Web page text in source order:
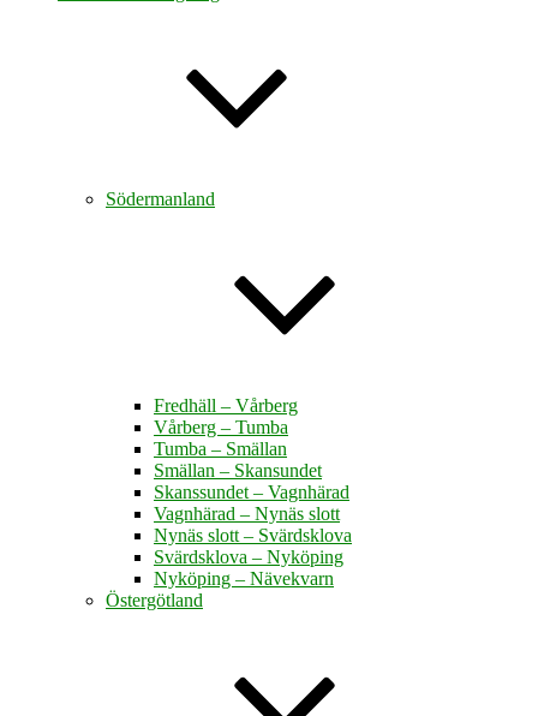
Södermanland
Fredhäll – Vårberg
Vårberg – Tumba
Tumba – Smällan
Smällan – Skansundet
Skanssundet – Vagnhärad
Vagnhärad – Nynäs slott
Nynäs slott – Svärdsklova
Svärdsklova – Nyköping
Nyköping – Nävekvarn
Östergötland